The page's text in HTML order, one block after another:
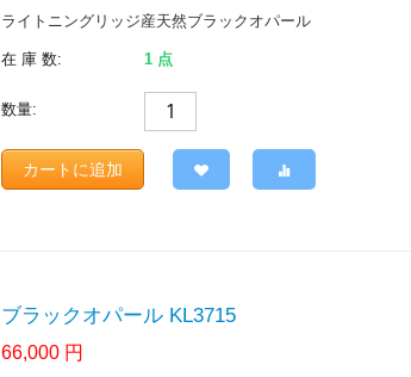
ライトニングリッジ産天然ブラックオパール
在 庫 数: 1 点
数量:
カートに追加
ブラックオパール KL3715
66,000 円